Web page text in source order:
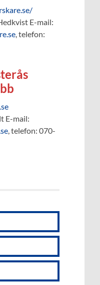
E-mail:
, telefon:
E-mail:
, telefon: 070-